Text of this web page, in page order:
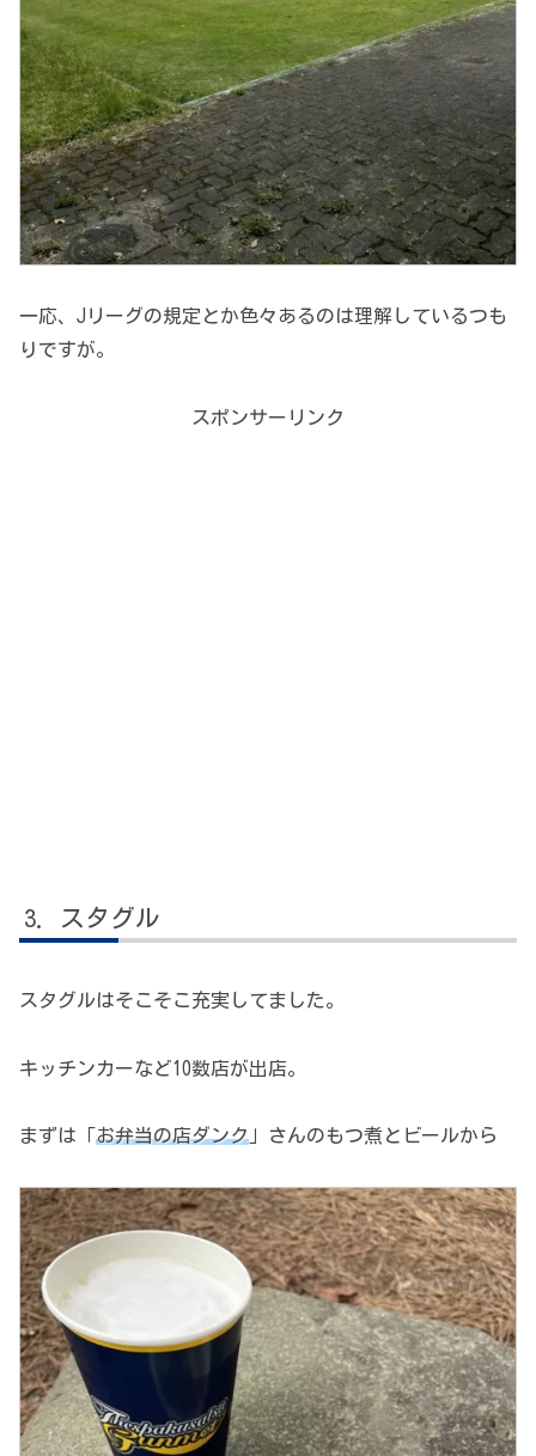
一応、Jリーグの規定とか色々あるのは理解しているつも
りですが。
スポンサーリンク
スタグル
スタグルはそこそこ充実してました。
キッチンカーなど10数店が出店。
まずは「 お弁当の店ダンク 」さんのもつ煮とビールから